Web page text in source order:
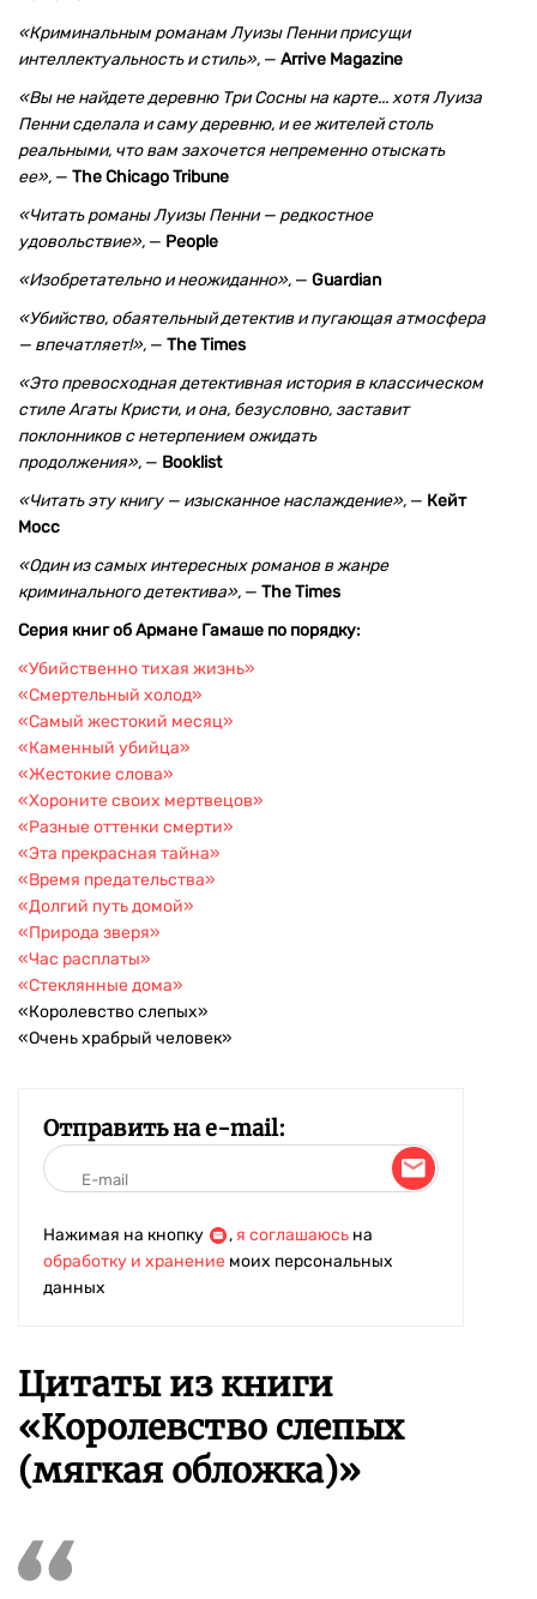
«Криминальным романам Луизы Пенни присущи
интеллектуальность и стиль», — Arrive Magazine
«Вы не найдете деревню Три Сосны на карте... хотя Луиза
Пенни сделала и саму деревню, и ее жителей столь
реальными, что вам захочется непременно отыскать
ее», — The Chicago Tribune
«Читать романы Луизы Пенни — редкостное
удовольствие», — People
«Изобретательно и неожиданно», — Guardian
«Убийство, обаятельный детектив и пугающая атмосфера
— впечатляет!», — The Times
«Это превосходная детективная история в классическом
стиле Агаты Кристи, и она, безусловно, заставит
поклонников с нетерпением ожидать
продолжения», — Booklist
«Читать эту книгу — изысканное наслаждение», — Кейт
Мосс
«Один из самых интересных романов в жанре
криминального детектива», — The Times
Серия книг об Армане Гамаше по порядку:
«Убийственно тихая жизнь»
«Смертельный холод»
«Самый жестокий месяц»
«Каменный убийца»
«Жестокие слова»
«Хороните своих мертвецов»
«Разные оттенки смерти»
«Эта прекрасная тайна»
«Время предательства»
«Долгий путь домой»
«Природа зверя»
«Час расплаты»
«Стеклянные дома»
«Королевство слепых»
«Очень храбрый человек»
Отправить на e-mail:
Нажимая на кнопку , я соглашаюсь на
обработку и хранение моих персональных
данных
Цитаты из книги
«Королевство слепых
(мягкая обложка)»